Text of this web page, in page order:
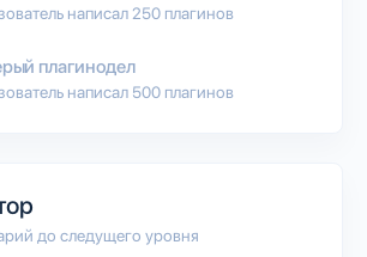
написал 250 плагинов
плагинодел
написал 500 плагинов
до следущего уровня